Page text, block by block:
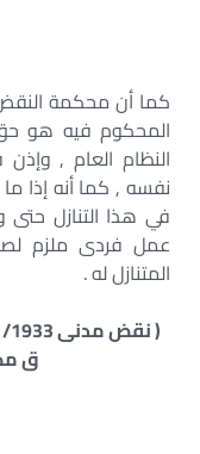
كما أن محكمة
المحكوم فيه هو
النظام العام ,
نفسه , كما أنه إذا
في هذا التنازل حتى
عمل فردى ملزم
المتنازل له .
ق